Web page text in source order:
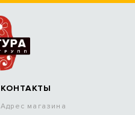
КОНТАКТЫ
Адрес магазина